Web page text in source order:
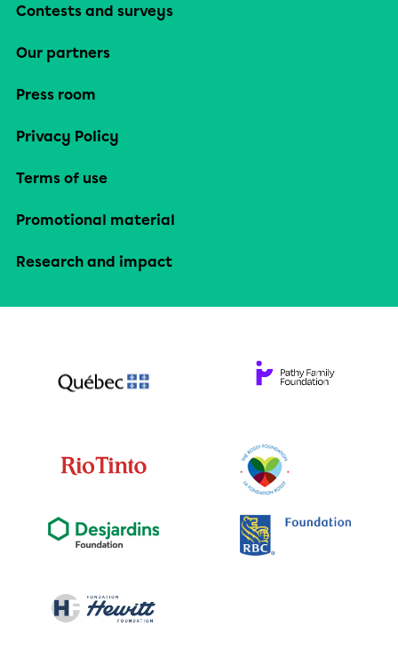
Contests and surveys
Our partners
Press room
Privacy Policy
Terms of use
Promotional material
Research and impact